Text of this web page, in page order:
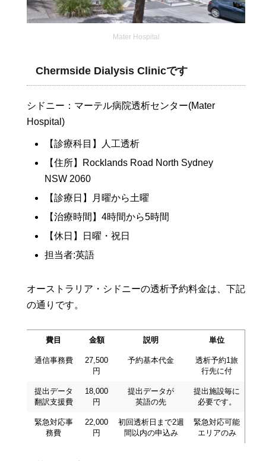
Mater Hospital
Chermside Dialysis Clinicです
シドニー：マーテル病院透析センター(Mater
Hospital)
【診療科目】人工透析
【住所】Rocklands Road North Sydney
NSW 2060
【診療日】月曜から土曜
【治療時間】4時間から5時間
【休日】日曜・祝日
担当者:英語
オーストラリア・シドニーの透析予約料金は、下記
の通りです。
費目 金額 説明 単位
通信事務費
27,500
円
予約基本代金
透析予約1旅
行先に付
提出データ
翻訳支援費
18,000
円
提出データが
英語の先
提出施設毎に
必要です。
緊急対応事
務費
22,000
円
初回透析日まで2週
間以内の申込み
緊急対応可能
エリアのみ